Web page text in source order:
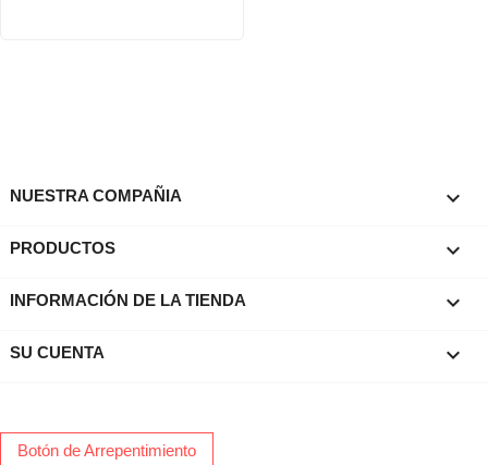
NUESTRA COMPAÑIA 
PRODUCTOS 
INFORMACIÓN DE LA TIENDA keyboard_arrow_down
SU CUENTA 
Botón de Arrepentimiento